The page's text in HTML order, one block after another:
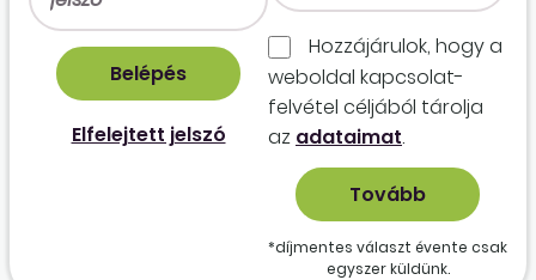
Elfelejtett jelszó
Hozzájárulok, hogy a
weboldal kapcso­lat­
felvétel céljából tárolja
az adataimat.
*díjmentes választ évente csak
egyszer küldünk.